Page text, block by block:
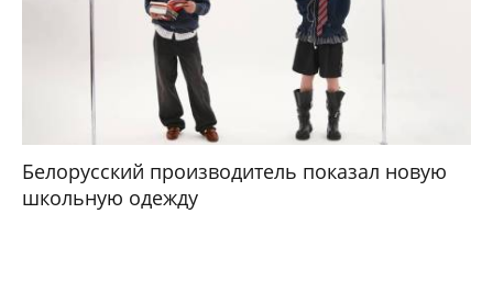
Белорусский производитель показал новую
школьную одежду